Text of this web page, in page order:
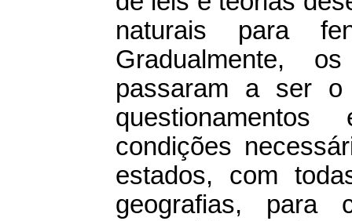
naturais para
Gradualmente,
passaram a ser o
condições
estados, com
geografias, para